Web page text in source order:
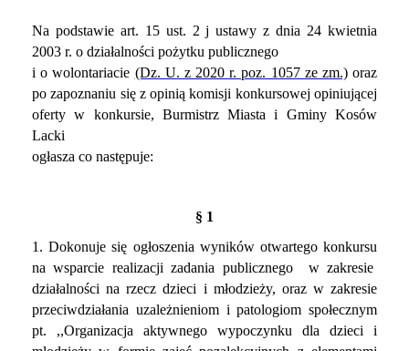
Na podstawie art. 15 ust. 2 j ustawy z dnia 24 kwietnia
2003 r. o działalności pożytku publicznego
i o wolontariacie (Dz. U. z 2020 r. poz. 1057 ze zm.)oraz
po zapoznaniu się z opinią komisji konkursowej opiniującej
oferty w konkursie, Burmistrz Miasta i Gminy Kosów
Lacki
ogłasza co następuje:
§ 1
1. Dokonuje się ogłoszenia wyników otwartego konkursu
na wsparcie realizacji zadania publicznego w zakresie
działalności na rzecz dzieci i młodzieży, oraz w zakresie
przeciwdziałania uzależnieniom i patologiom społecznym
pt. ,,Organizacja aktywnego wypoczynku dla dzieci i